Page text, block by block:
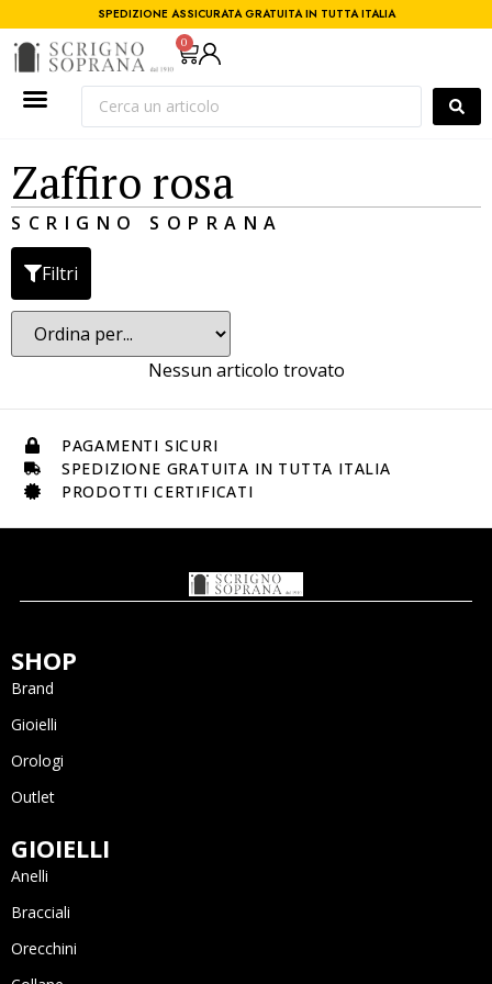
SPEDIZIONE ASSICURATA GRATUITA IN TUTTA ITALIA
0
Zaffiro rosa
SCRIGNO SOPRANA
Filtri
Nessun articolo trovato
PAGAMENTI SICURI
SPEDIZIONE GRATUITA IN TUTTA ITALIA
PRODOTTI CERTIFICATI
SHOP
Brand
Gioielli
Orologi
Outlet
GIOIELLI
Anelli
Bracciali
Orecchini